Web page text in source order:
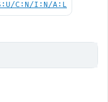
C:N/I:N/A:L